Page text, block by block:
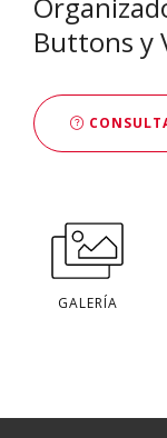
Buttons y
GALERÍA